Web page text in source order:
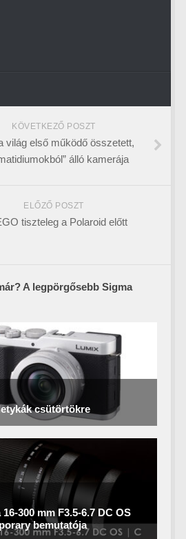
KÖVETKEZŐ POSZT
világ első működő összetett,
álló kamerája
ELŐZŐ POSZT
tiszteleg a Polaroid előtt
A legpörgősebb Sigma